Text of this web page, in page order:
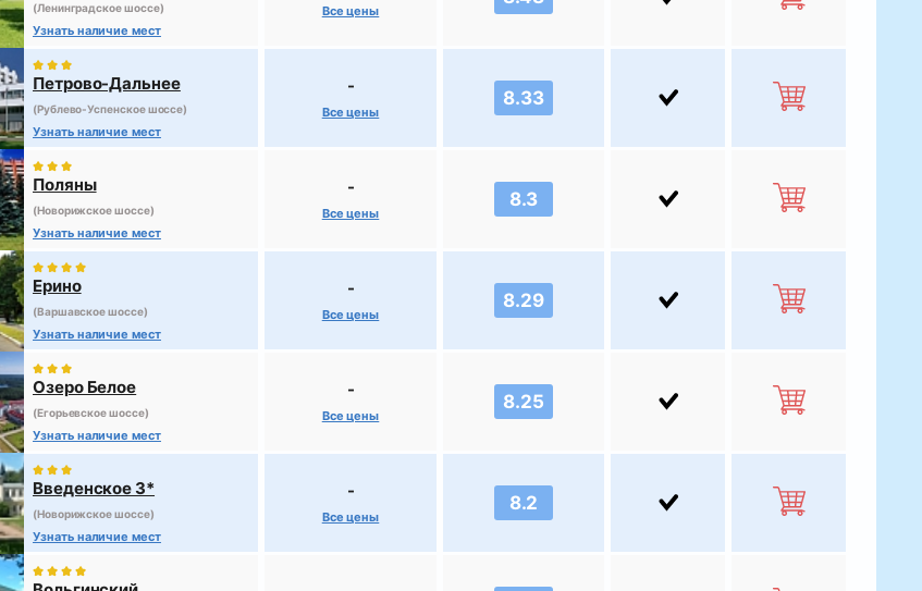
(Ленинградское шоссе)
Узнать наличие мест
Все цены
Петрово-Дальнее
(Рублево-Успенское шоссе)
Узнать наличие мест
-
Все цены
8.33
Поляны
(Новорижское шоссе)
Узнать наличие мест
-
Все цены
8.3
Ерино
(Варшавское шоссе)
Узнать наличие мест
-
Все цены
8.29
Озеро Белое
(Егорьевское шоссе)
Узнать наличие мест
-
Все цены
8.25
Введенское 3*
(Новорижское шоссе)
Узнать наличие мест
-
Все цены
8.2